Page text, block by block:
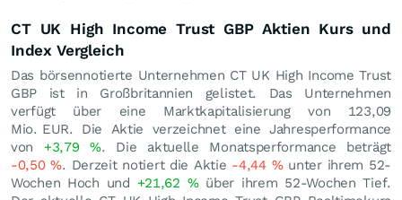
CT UK High Income Trust GBP Aktien Kurs und
Index Vergleich
Das börsennotierte Unternehmen CT UK High Income Trust
GBP ist in Großbritannien gelistet. Das Unternehmen
verfügt über eine Marktkapitalisierung von 123,09
Mio. EUR. Die Aktie verzeichnet eine Jahresperformance
von +3,79%. Die aktuelle Monatsperformance beträgt
-0,50%. Derzeit notiert die Aktie -4,44 %unter ihrem 52-
Wochen Hoch und +21,62 %über ihrem 52-Wochen Tief.